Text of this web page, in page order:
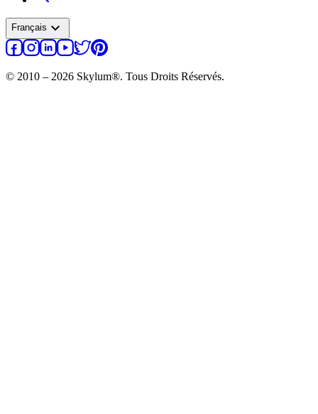
Français expand_more
© 2010 – 2026 Skylum®. Tous Droits Réservés.